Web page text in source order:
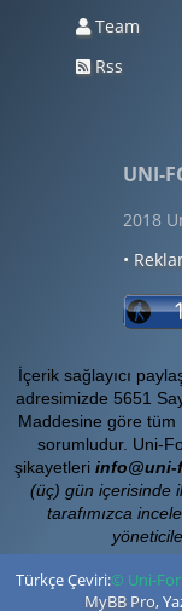
Team
Rss
UNI-
2018
•
İçerik sağlayıcı
adresimizde 5651
Maddesine göre tüm
sorumludur. Uni-
şikayetleri info@uni-
(üç) gün içerisinde
tarafımızca
© Uni-
Türkçe Çeviri:
MyBB Pro,